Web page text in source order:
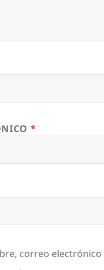
*
correo